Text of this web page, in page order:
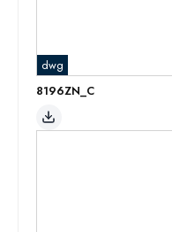
dwg
8196ZN_C